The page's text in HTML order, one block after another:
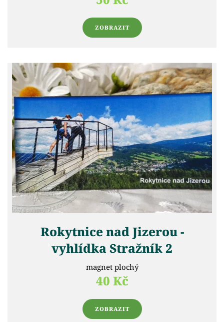
ZOBRAZIT
Rokytnice nad Jizerou -
vyhlídka Stražník 2
magnet plochý
40 Kč
ZOBRAZIT